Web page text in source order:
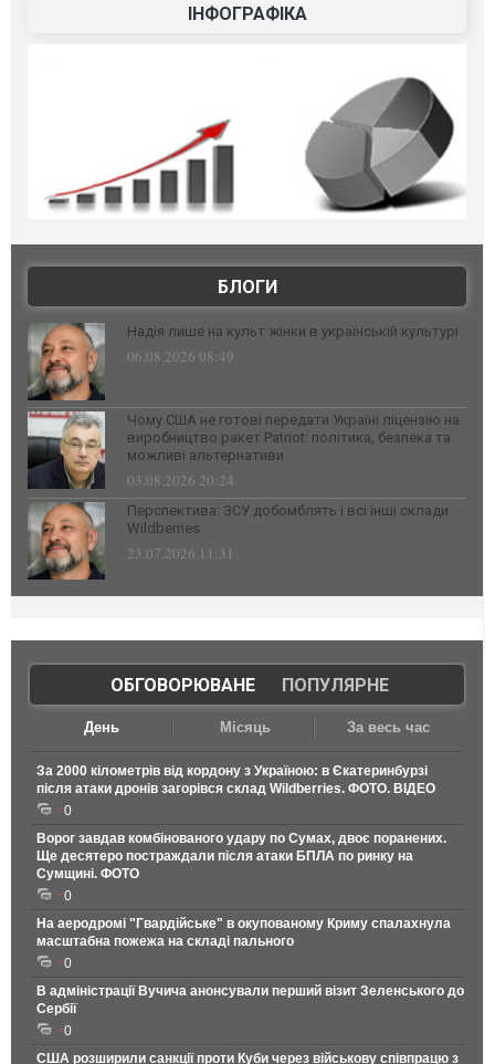
ІНФОГРАФІКА
БЛОГИ
Надія лише на культ жінки в українській культурі
06.08.2026 08:49
Чому США не готові передати Україні ліцензію на
виробництво ракет Patriot: політика, безпека та
можливі альтернативи
03.08.2026 20:24
Перспектива: ЗСУ добомблять і всі інші склади
Wildberries
23.07.2026 11:31
ОБГОВОРЮВАНЕ| ПОПУЛЯРНЕ
День Місяць За весь час
За 2000 кілометрів від кордону з Україною: в Єкатеринбурзі
після атаки дронів загорівся склад Wildberries. ФОТО. ВІДЕО
0
Ворог завдав комбінованого удару по Сумах, двоє поранених.
Ще десятеро постраждали після атаки БПЛА по ринку на
Сумщині. ФОТО
0
На аеродромі "Гвардійське" в окупованому Криму спалахнула
масштабна пожежа на складі пального
0
В адміністрації Вучича анонсували перший візит Зеленського до
Сербії
0
США розширили санкції проти Куби через військову співпрацю з